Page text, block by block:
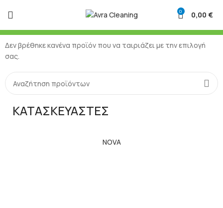
0 0,00 €
Δεν βρέθηκε κανένα προϊόν που να ταιριάζει με την επιλογή
σας.
ΚΑΤΑΣΚΕΥΑΣΤΕΣ
NOVA